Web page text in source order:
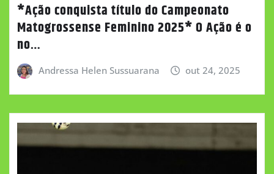
*Ação conquista título do Campeonato
Matogrossense Feminino 2025* O Ação é o
no…
Andressa Helen Sussuarana out 24, 2025